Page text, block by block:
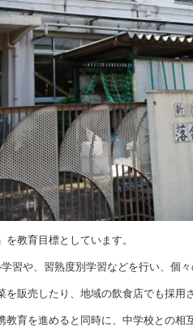
教育目標としています。
習や、習熟度別学習などを行い、個々
販売したり、地域の飲食店でも採用
育を進めると同時に、中学校との相